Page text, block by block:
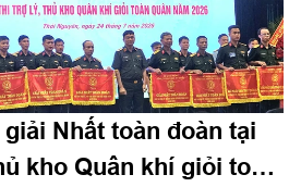
Nhất toàn đoàn tại
kho Quân khí giỏi toàn